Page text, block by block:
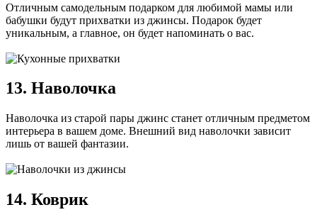
Отличным самодельным подарком для любимой мамы или
бабушки будут прихватки из джинсы. Подарок будет
уникальным, а главное, он будет напоминать о вас.
13. Наволочка
Наволочка из старой пары джинс станет отличным предметом
интерьера в вашем доме. Внешний вид наволочки зависит
лишь от вашей фантазии.
14. Коврик